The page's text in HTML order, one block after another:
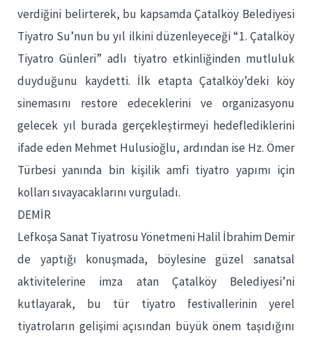
verdiğini belirterek, bu kapsamda Çatalköy Belediyesi
Tiyatro Su’nun bu yıl ilkini düzenleyeceği “1. Çatalköy
Tiyatro Günleri” adlı tiyatro etkinliğinden mutluluk
duyduğunu kaydetti. İlk etapta Çatalköy’deki köy
sinemasını restore edeceklerini ve organizasyonu
gelecek yıl burada gerçekleştirmeyi hedeflediklerini
ifade eden Mehmet Hulusioğlu, ardından ise Hz. Ömer
Türbesi yanında bin kişilik amfi tiyatro yapımı için
kolları sıvayacaklarını vurguladı.
DEMİR
Lefkoşa Sanat Tiyatrosu Yönetmeni Halil İbrahim Demir
de yaptığı konuşmada, böylesine güzel sanatsal
aktivitelerine imza atan Çatalköy Belediyesi’ni
kutlayarak, bu tür tiyatro festivallerinin yerel
tiyatroların gelişimi açısından büyük önem taşıdığını